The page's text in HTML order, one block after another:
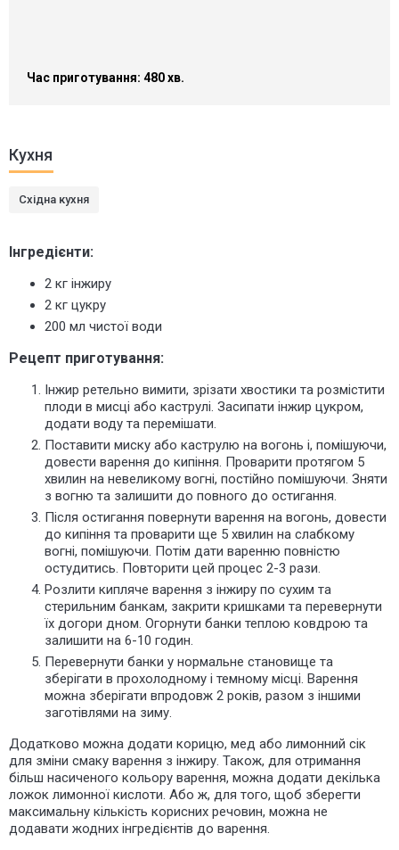
Час приготування: 480 хв.
Кухня
Східна кухня
Інгредієнти:
2 кг інжиру
2 кг цукру
200 мл чистої води
Рецепт приготування:
Інжир ретельно вимити, зрізати хвостики та розмістити
плоди в мисці або каструлі. Засипати інжир цукром,
додати воду та перемішати.
Поставити миску або каструлю на вогонь і, помішуючи,
довести варення до кипіння. Проварити протягом 5
хвилин на невеликому вогні, постійно помішуючи. Зняти
з вогню та залишити до повного до остигання
Після остигання повернути варення на вогонь, довести
до кипіння та проварити ще 5 хвилин на слабкому
вогні, помішуючи. Потім дати варенню повністю
остудитись. Повторити цей процес 2-3 рази.
Розлити кипляче варення з інжиру по сухим та
стерильним банкам, закрити кришками та перевернути
їх догори дном. Огорнути банки теплою ковдрою та
залишити на 6-10 годин.
Перевернути банки у нормальне становище та
зберігати в прохолодному і темному місці. Варення
можна зберігати впродовж 2 років, разом з іншими
заготівлями на зиму.
Додатково можна додати корицю, мед або лимонний сік
для зміни смаку варення з інжиру. Також, для отримання
більш насиченого кольору варення, можна додати декілька
ложок лимонної кислоти. Або ж, для того, щоб зберегти
максимальну кількість корисних речовин, можна не
додавати жодних інгредієнтів до варення.